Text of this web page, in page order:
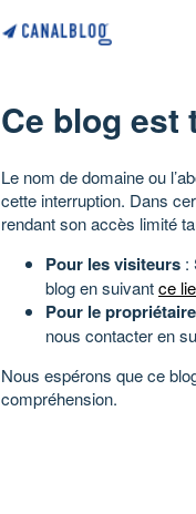
Ce blog est
Le nom de domaine ou
cette interruption. Dans
rendant son accès limité
Pour les visiteurs :
blog en suivantce
Pour le propriétaire
nous contacter en
Nous espérons que ce
compréhension.